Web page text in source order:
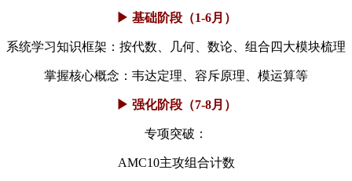
▶ 基础阶段（1-6月）
系统学习知识框架：按代数、几何、数论、组合四大模块梳理
掌握核心概念：韦达定理、容斥原理、模运算等
▶ 强化阶段（7-8月）
专项突破：
AMC10主攻组合计数